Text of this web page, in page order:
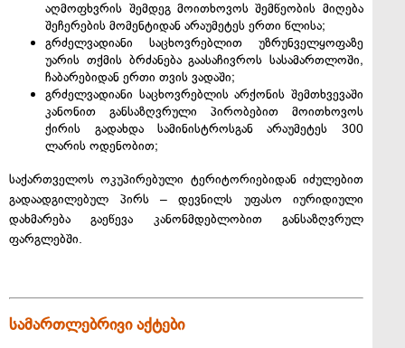
აღმოფხვრის შემდეგ მოითხოვოს შემწეობის მიღება
შეჩერების მომენტიდან არაუმეტეს ერთი წლისა;
გრძელვადიანი საცხოვრებლით უზრუნველყოფაზე
უარის თქმის ბრძანება გაასაჩივროს სასამართლოში,
ჩაბარებიდან ერთი თვის ვადაში;
გრძელვადიანი საცხოვრებლის არქონის შემთხვევაში
კანონით განსაზღვრული პირობებით მოითხოვოს
ქირის გადახდა სამინისტროსგან არაუმეტეს 300
ლარის ოდენობით;
საქართველოს ოკუპირებული ტერიტორიებიდან იძულებით
გადაადგილებულ პირს – დევნილს უფასო იურიდიული
დახმარება გაეწევა კანონმდებლობით განსაზღვრულ
ფარგლებში.
სამართლებრივი აქტები